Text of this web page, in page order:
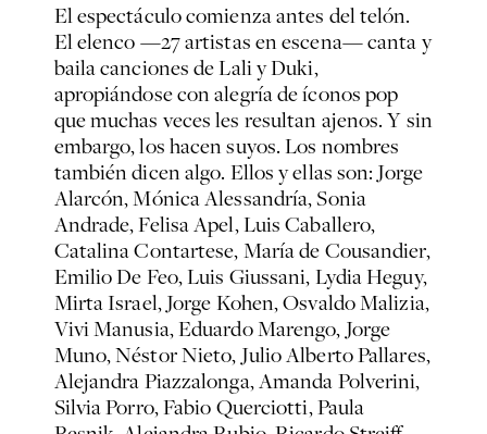
El espectáculo comienza antes del telón.
El elenco —27 artistas en escena— canta y
baila canciones de Lali y Duki,
apropiándose con alegría de íconos pop
que muchas veces les resultan ajenos. Y sin
embargo, los hacen suyos. Los nombres
también dicen algo. Ellos y ellas son: Jorge
Alarcón, Mónica Alessandría, Sonia
Andrade, Felisa Apel, Luis Caballero,
Catalina Contartese, María de Cousandier,
Emilio De Feo, Luis Giussani, Lydia Heguy,
Mirta Israel, Jorge Kohen, Osvaldo Malizia,
Vivi Manusia, Eduardo Marengo, Jorge
Muno, Néstor Nieto, Julio Alberto Pallares,
Alejandra Piazzalonga, Amanda Polverini,
Silvia Porro, Fabio Querciotti, Paula